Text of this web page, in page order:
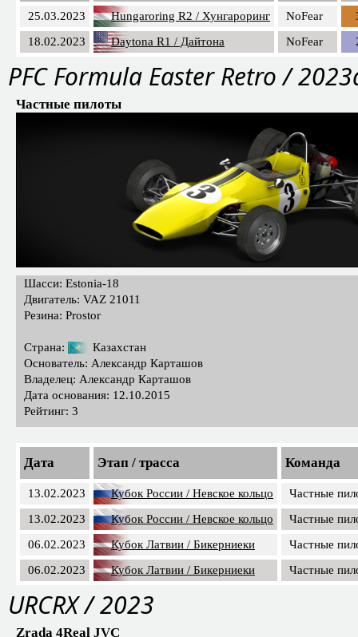
25.03.2023 Hungaroring R2 / Хунгароринг NoFear
18.02.2023
Daytona R1 / Дайтона NoFear
PFС Formula Easter Retro /
Частные пилоты
Шасси: Estonia-18
Двигатель: VAZ 21011
Резина: Prostor
Страна:
Казахстан
Основатель: Александр Карташов
Владелец: Александр Карташов
Дата основания: 12.10.2015
Рейтинг: 3
Дата Этап / трасса Команда
13.02.2023 Кубок России / Невское кольцо
Частные
13.02.2023
Кубок России / Невское кольцо
Частные
06.02.2023
Кубок Латвии / Бикерниеки
Частные
06.02.2023
Кубок Латвии / Бикерниеки Частные
URCRX / 2023
Zrada 4Real JVC